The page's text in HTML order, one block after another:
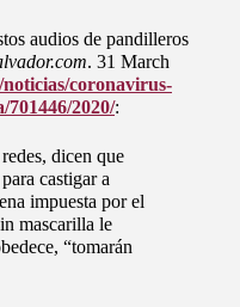
audios de pandilleros
. 31 March
coronavirus-
701446/2020/:
dicen que
castigar a
impuesta por el
mascarilla le
“tomarán